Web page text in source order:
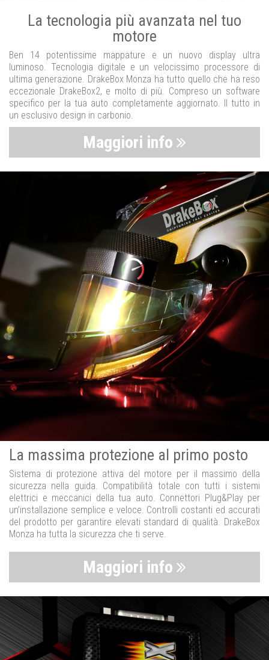
La tecnologia più avanzata nel tuo
motore
Ben 14 potentissime mappature e un nuovo display ultra
luminoso. Tecnologia digitale e un velocissimo processore di
ultima generazione. DrakeBox Monza ha tutto quello che ha reso
eccezionale DrakeBox2, e molto di più. Compreso un software
specifico per la tua auto completamente aggiornato. Il tutto in
un esclusivo design in carbonio.
Maggiori info
La massima protezione al primo posto
Sistema di protezione attiva del motore per il massimo della
sicurezza nella guida. Compatibilità totale con tutti i sistemi
elettrici e meccanici della tua auto. Connettori Plug&Play per
un’installazione semplice e veloce. Controlli costanti ed accurati
del prodotto per garantire elevati standard di qualità. DrakeBox
Monza ha tutta la sicurezza che ti serve.
Maggiori info